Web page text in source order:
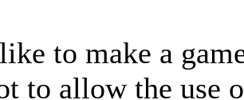
to make a
to allow the use